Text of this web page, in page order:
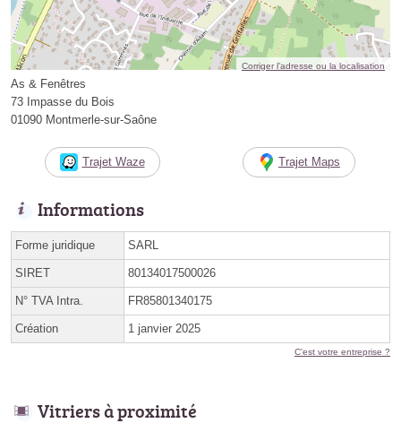
Corriger l’adresse ou la localisation
As & Fenêtres
73 Impasse du Bois
01090 Montmerle-sur-Saône
Trajet Waze Trajet Maps
Informations
Forme juridique SARL
SIRET 80134017500026
N° TVA Intra. FR85801340175
Création 1 janvier 2025
C'est votre entreprise ?
Vitriers à proximité